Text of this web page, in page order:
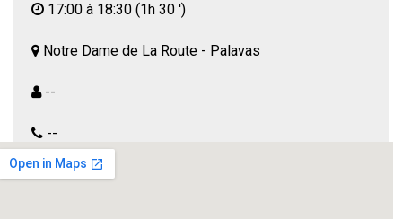
17:00 à 18:30 (1h 30 ')
Notre Dame de La Route - Palavas
--
--